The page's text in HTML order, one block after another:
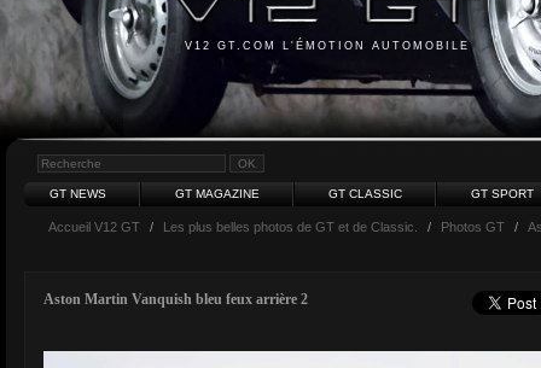
V12 GT.COM L'ÉMOTION AUTOMOBILE
GT NEWS GT MAGAZINE GT CLASSIC GT SPORT
Accueil V12 GT / Les plus belles photos de GT et de Classic. / Photos GT /
Aston Martin Vanquish bleu feux arrière 2